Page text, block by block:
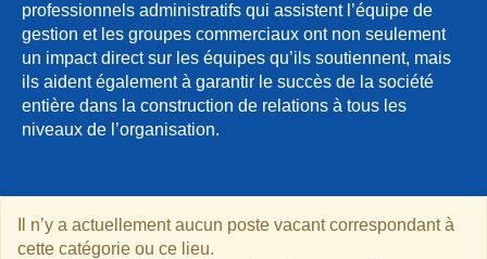
professionnels administratifs qui assistent l’équipe de
gestion et les groupes commerciaux ont non seulement
un impact direct sur les équipes qu’ils soutiennent, mais
ils aident également à garantir le succès de la société
entière dans la construction de relations à tous les
niveaux de l’organisation.
Il n’y a actuellement aucun poste vacant correspondant à
cette catégorie ou ce lieu.